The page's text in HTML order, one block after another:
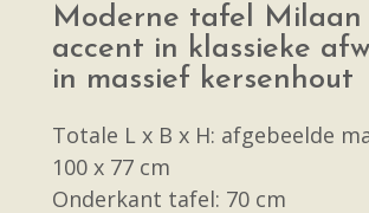
Moderne tafel Milaan
accent in klassieke
in massief kersenhout
Totale L x B x H: afgebeelde
100 x 77 cm
Onderkant tafel: 70 cm